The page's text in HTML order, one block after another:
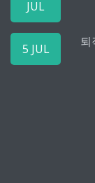
JUL
5 JUL 퇴